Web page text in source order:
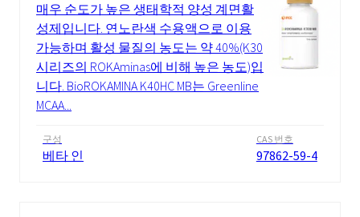
매우 순도가 높은 생태학적 양성 계면활
성제입니다. 연노란색 수용액으로 이용
가능하며 활성 물질의 농도는 약 40%(K30
시리즈의 ROKAminas에 비해 높은 농도)입
니다. BioROKAMINA K40HC MB는 Greenline
MCAA...
구성
베타 인
CAS 번호
97862-59-4